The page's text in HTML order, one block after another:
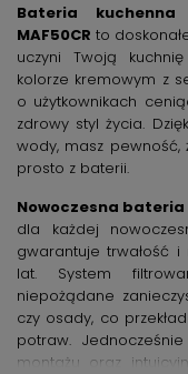
Bateria
MAF50CR to
uczyni Twoją
kolorze kremowym z
o użytkownikach
zdrowy styl życia.
wody, masz pewność,
prosto z baterii.
Nowoczesna bateria
dla każdej
gwarantuje trwałość
lat. System
niepożądane
czy osady, co
potraw.
montażu oraz